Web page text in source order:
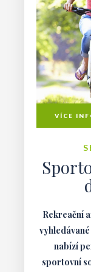
Rekreační
nabízí
sportovní